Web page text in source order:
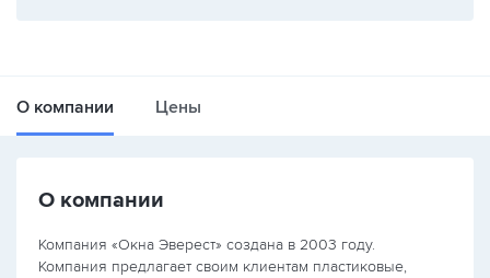
О компании Цены
О компании
Компания «Окна Эверест» создана в 2003 году.
Компания предлагает своим клиентам пластиковые,